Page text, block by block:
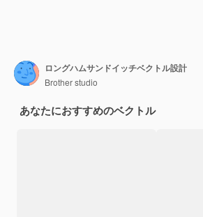
ロングハムサンドイッチベクトル設計
Brother studio
あなたにおすすめのベクトル